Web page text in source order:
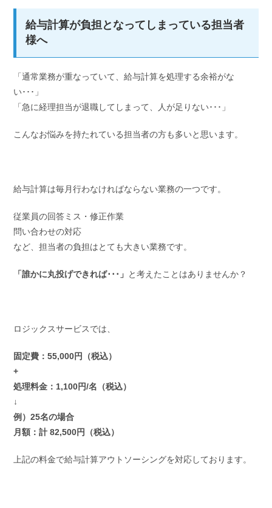
給与計算が負担となってしまっている担当者
様へ
「通常業務が重なっていて、給与計算を処理する余裕がな
い･･･」
「急に経理担当が退職してしまって、人が足りない･･･」
こんなお悩みを持たれている担当者の方も多いと思います。
給与計算は毎月行わなければならない業務の一つです。
従業員の回答ミス・修正作業
問い合わせの対応
など、担当者の負担はとても大きい業務です。
「誰かに丸投げできれば･･･」 と考えたことはありませんか？
ロジックスサービスでは、
固定費：55,000円（税込）
+
処理料金：1,100円/名（税込）
↓
例）25名の場合
月額：計 82,500円（税込）
上記の料金で給与計算アウトソーシングを対応しております。